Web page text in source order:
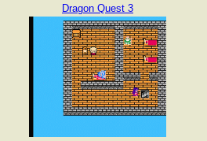
Dragon Quest 3